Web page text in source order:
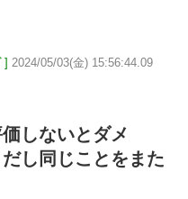
] 2024/05/03(金) 15:56:44.09
しないとダメ
し同じことをまた